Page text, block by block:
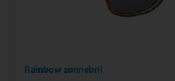
Rainbow zonnebril